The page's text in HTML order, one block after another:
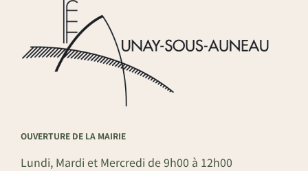
OUVERTURE DE LA MAIRIE
Lundi, Mardi et Mercredi de 9h00 à 12h00